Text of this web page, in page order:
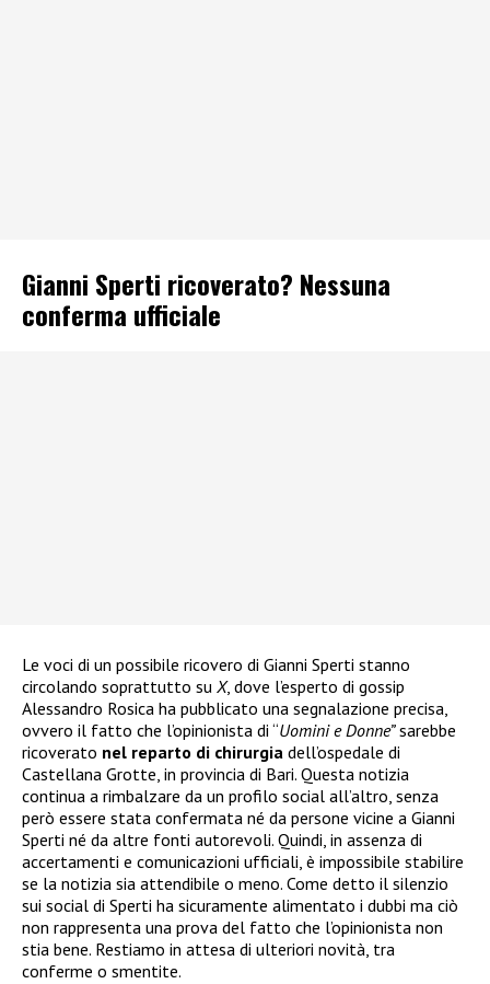
Gianni Sperti ricoverato? Nessuna
conferma ufficiale
Le voci di un possibile ricovero di Gianni Sperti stanno
circolando soprattutto su X, dove l’esperto di gossip
Alessandro Rosica ha pubblicato una segnalazione precisa,
ovvero il fatto che l’opinionista di “Uomini e Donne”sarebbe
ricoverato nel reparto di chirurgia dell’ospedale di
Castellana Grotte, in provincia di Bari. Questa notizia
continua a rimbalzare da un profilo social all’altro, senza
però essere stata confermata né da persone vicine a Gianni
Sperti né da altre fonti autorevoli. Quindi, in assenza di
accertamenti e comunicazioni ufficiali, è impossibile stabilire
se la notizia sia attendibile o meno. Come detto il silenzio
sui social di Sperti ha sicuramente alimentato i dubbi ma ciò
non rappresenta una prova del fatto che l’opinionista non
stia bene. Restiamo in attesa di ulteriori novità, tra
conferme o smentite.